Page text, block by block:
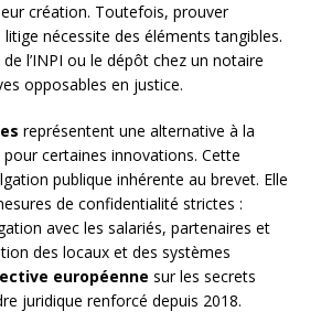
création. Toutefois, prouver
litige nécessite des éléments tangibles.
de l’INPI ou le dépôt chez un notaire
opposables en justice.
représentent une alternative à la
certaines innovations. Cette
publique inhérente au brevet. Elle
de confidentialité strictes :
avec les salariés, partenaires et
des locaux et des systèmes
européenne sur les secrets
juridique renforcé depuis 2018.